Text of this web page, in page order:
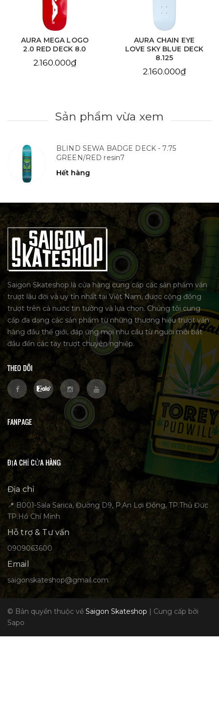
AURA MEGA LOGO
2.0 RED DECK 8.0
2.160.000₫
AURA CHAIN EYE
LOVE SKY BLUE DECK
8.125
2.160.000₫
Sản phẩm vừa xem
BLIND SEWA BADGE DECK - 7.75
GREEN/RED resin7
Hết hàng
Saigon Skateshop là cửa hàng cung cấp các sản phẩm ván
trượt lâu đời và uy tín nhất tại Việt Nam, được cộng đồng
trượt trên cả nước tin tưởng và lựa chọn. Chúng tôi cung
cấp đa dạng các sản phẩm từ những thương hiệu trượt ván
hàng đầu thế giới, đáp ứng mọi nhu cầu từ người mới bắt
đầu đến các tay trượt chuyên nghiệp.
THEO DÕI
FANPAGE
ĐỊA CHỈ CỬA HÀNG
Địa chỉ
📍 B001-Sala Sarica, Đường D9, P.An Lợi Đông, TP.Thủ Đức
TP.Hồ Chí Minh
Hỗ trợ & Tư vấn
0909063600
Email
saigonskateshop@gmail.com
© Bản quyền thuộc về Saigon Skateshop | Cung cấp bởi
Sapo